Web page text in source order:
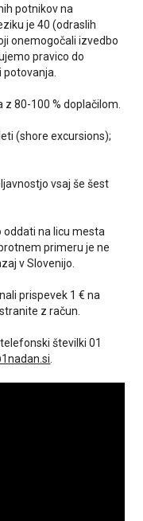
potnikov na
je 40 (odraslih
onemogočali izvedbo
pravico do
80-100 % doplačilom.
(shore excursions);
vsaj še šest
oddati na licu mesta
primeru je ne
v Slovenijo.
prispevek 1 € na
z račun.
številki 01